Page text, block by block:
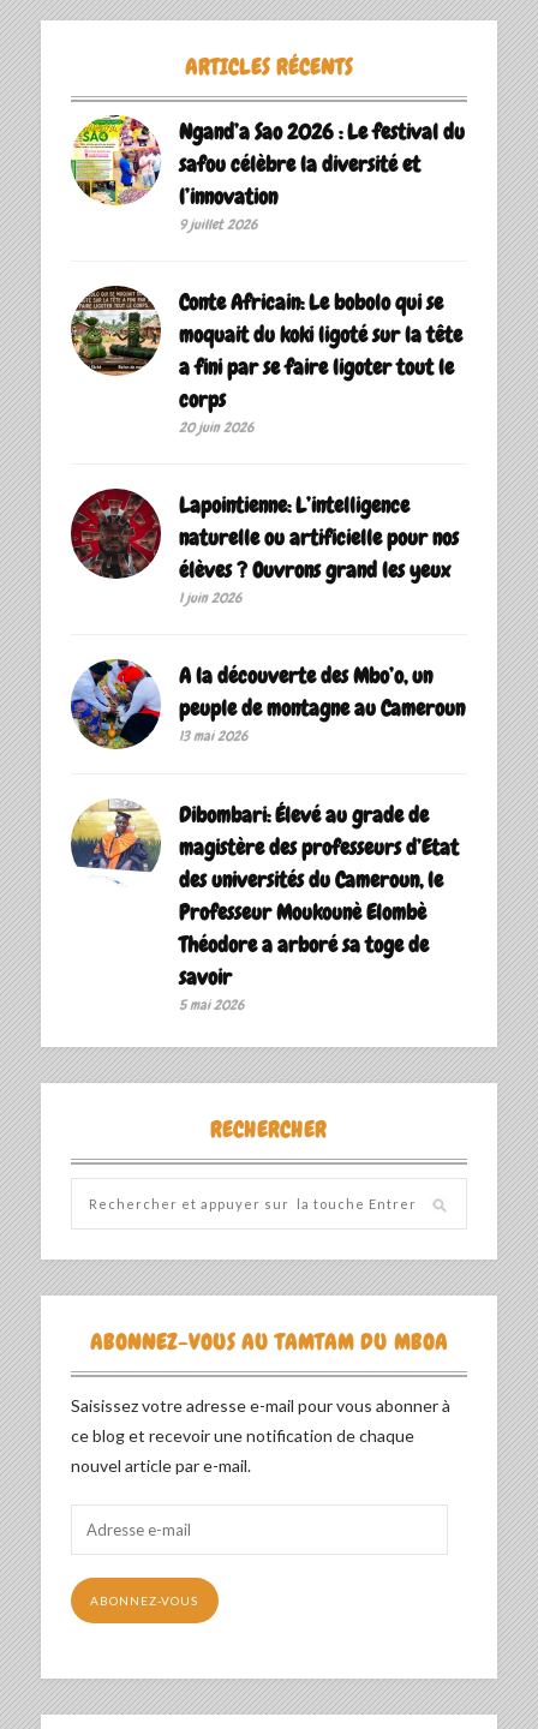
ARTICLES RÉCENTS
Ngand’a Sao 2026 : Le festival du
safou célèbre la diversité et
l’innovation
9 juillet 2026
Conte Africain: Le bobolo qui se
moquait du koki ligoté sur la tête
a fini par se faire ligoter tout le
corps
20 juin 2026
Lapointienne: L’intelligence
naturelle ou artificielle pour nos
élèves ? Ouvrons grand les yeux
1 juin 2026
A la découverte des Mbo’o, un
peuple de montagne au Cameroun
13 mai 2026
Dibombari: Élevé au grade de
magistère des professeurs d’Etat
des universités du Cameroun, le
Professeur Moukounè Elombè
Théodore a arboré sa toge de
savoir ‎
5 mai 2026
RECHERCHER
ABONNEZ-VOUS AU TAMTAM DU MBOA
Saisissez votre adresse e-mail pour vous abonner à
ce blog et recevoir une notification de chaque
nouvel article par e-mail.
mail
ABONNEZ-VOUS